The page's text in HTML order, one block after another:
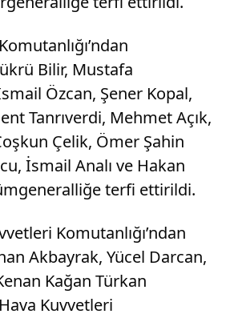
Bilir, Mustafa
Özcan, Şener Kopal,
Tanrıverdi, Mehmet Açık,
Çelik, Ömer Şahin
İsmail Analı ve Hakan
terfi ettirildi.
Komutanlığı’ndan
Akbayrak, Yücel Darcan,
Kağan Türkan
Kuvvetleri